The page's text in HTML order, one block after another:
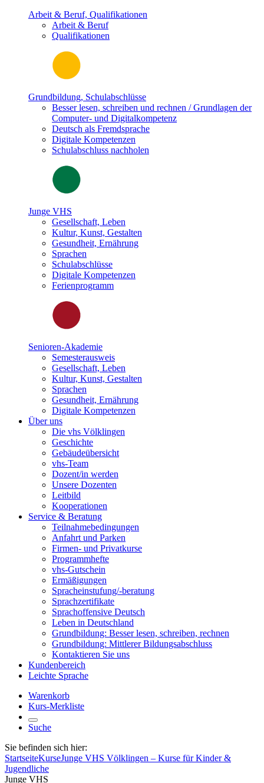
Arbeit & Beruf, Qualifikationen
Arbeit & Beruf
Qualifikationen
Grundbildung, Schulabschlüsse
Besser lesen, schreiben und rechnen / Grundlagen der
Computer- und Digitalkompetenz
Deutsch als Fremdsprache
Digitale Kompetenzen
Schulabschluss nachholen
Junge VHS
Gesellschaft, Leben
Kultur, Kunst, Gestalten
Gesundheit, Ernährung
Sprachen
Schulabschlüsse
Digitale Kompetenzen
Ferienprogramm
Senioren-Akademie
Semesterausweis
Gesellschaft, Leben
Kultur, Kunst, Gestalten
Sprachen
Gesundheit, Ernährung
Digitale Kompetenzen
Über uns
Die vhs Völklingen
Geschichte
Gebäudeübersicht
vhs-Team
Dozent/in werden
Unsere Dozenten
Leitbild
Kooperationen
Service & Beratung
Teilnahmebedingungen
Anfahrt und Parken
Firmen- und Privatkurse
Programmhefte
vhs-Gutschein
Ermäßigungen
Spracheinstufung/-beratung
Sprachzertifikate
Sprachoffensive Deutsch
Leben in Deutschland
Grundbildung: Besser lesen, schreiben, rechnen
Grundbildung: Mittlerer Bildungsabschluss
Kontaktieren Sie uns
Kundenbereich
Leichte Sprache
Warenkorb
Kurs-Merkliste
Suche
Sie befinden sich hier:
StartseiteKurseJunge VHS Völklingen – Kurse für Kinder &
Jugendliche
Junge VHS